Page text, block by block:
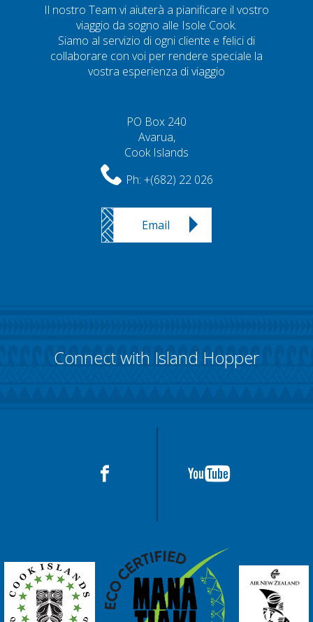
Il nostro Team vi aiuterà a pianificare il vostro
viaggio da sogno alle Isole Cook.
Siamo al servizio di ogni cliente e felici di
collaborare con voi per rendere speciale la
vostra esperienza di viaggio
PO Box 240
Avarua,
Cook Islands
Ph: +(682) 22 026
Email
Connect with Island Hopper